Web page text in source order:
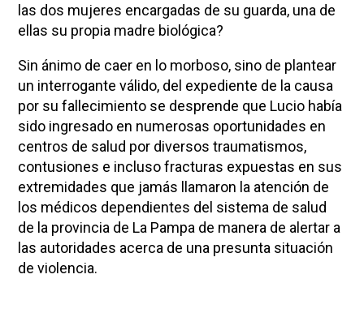
las dos mujeres encargadas de su guarda, una de
ellas su propia madre biológica?
Sin ánimo de caer en lo morboso, sino de plantear
un interrogante válido, del expediente de la causa
por su fallecimiento se desprende que Lucio había
sido ingresado en numerosas oportunidades en
centros de salud por diversos traumatismos,
contusiones e incluso fracturas expuestas en sus
extremidades que jamás llamaron la atención de
los médicos dependientes del sistema de salud
de la provincia de La Pampa de manera de alertar a
las autoridades acerca de una presunta situación
de violencia.